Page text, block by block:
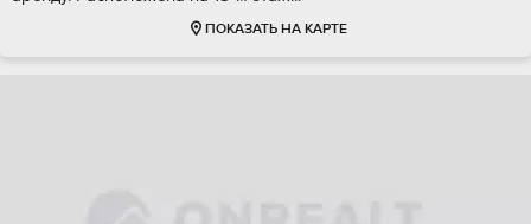
ПОКАЗАТЬ НА КАРТЕ